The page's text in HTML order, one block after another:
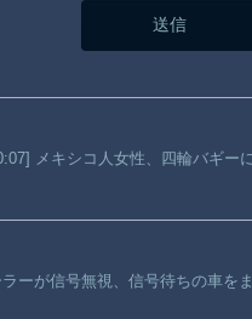
メキシコ人女性、四輪バギー
ーが信号無視、信号待ちの車を